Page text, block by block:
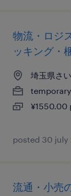
物流・ロジ
ッキング・
埼玉県さ
temporary
¥1550.00
posted 30 july
流通・小売